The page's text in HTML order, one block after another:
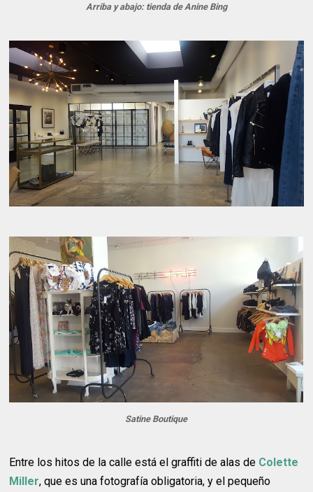
Arriba y abajo: tienda de Anine Bing
Satine Boutique
Entre los hitos de la calle está el graffiti de alas de Colette
Miller, que es una fotografía obligatoria, y el pequeño